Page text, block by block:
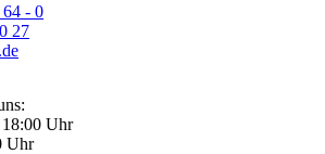
- 0
27
Uhr
Uhr